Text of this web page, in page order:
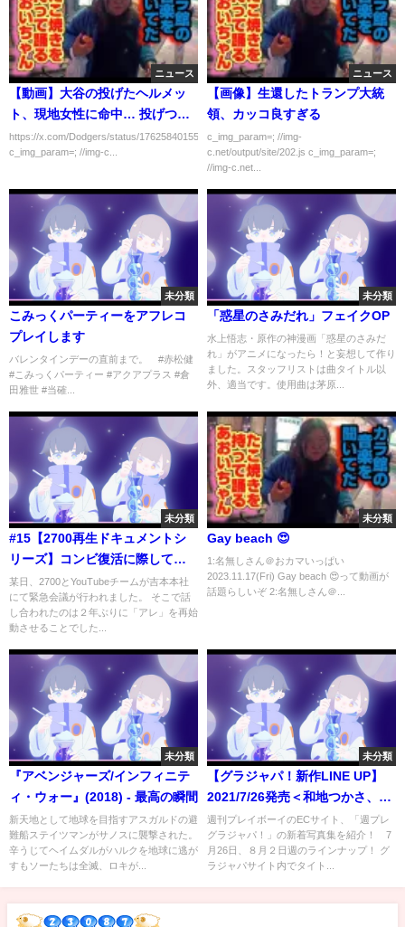
ニュース
【動画】大谷の投げたヘルメッ
ト、現地女性に命中… 投げつけ
た！？
https://x.com/Dodgers/status/1762584015507423648
c_img_param=; //img-c...
ニュース
【画像】生還したトランプ大統
領、カッコ良すぎる
c_img_param=; //img-
c.net/output/site/202.js c_img_param=;
//img-c.net...
未分類
こみっくパーティーをアフレコ
プレイします
バレンタインデーの直前まで。 #赤松健
#こみっくパーティー #アクアプラス #倉
田雅世 #当確...
未分類
「惑星のさみだれ」フェイクOP
水上悟志・原作の神漫画「惑星のさみだ
れ」がアニメになったら！と妄想して作り
ました­­。スタッフリストは曲タイトル以
外、適当です。使用曲は茅原...
未分類
#15【2700再生ドキュメントシ
リーズ】コンビ復活に際して〇
〇が復活！
某日、2700とYouTubeチームが吉本本社
にて緊急会議が行われました。 そこで話
し合われたのは２年ぶりに「アレ」を再始
動させることでした...
未分類
Gay beach 😍
1:名無しさん＠おカマいっぱい
2023.11.17(Fri) Gay beach 😍って動画が
話題らしいぞ 2:名無しさん＠...
未分類
『アベンジャーズ/インフィニテ
ィ・ウォー』(2018) - 最高の瞬間
新天地として地球を目指すアスガルドの避
難船ステイツマンがサノスに襲撃された。
辛うじてヘイムダルがハルクを地球に逃が
すもソーたちは全滅、ロキが...
未分類
【グラジャパ！新作LINE UP】
2021/7/26発売＜和地つかさ、桜
井木穂＞、8/2発売＜尾碕真花、
くりえみ、朝日ななみ、阿部夢
梨＞
週刊プレイボーイのECサイト、「週プレ
グラジャパ！」の新着写真集を紹介！ 7
月26日、８月２日週のラインナップ！ グ
ラジャパサイト内でタイト...